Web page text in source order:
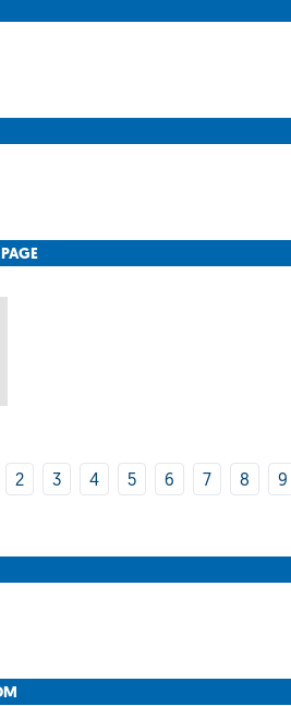
2 3 4 5 6 7 8 9